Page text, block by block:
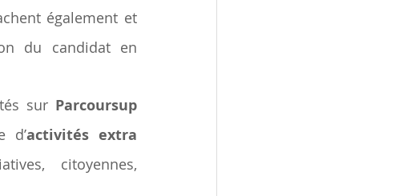
également et
du candidat en
sur Parcoursup
d’activités extra
citoyennes,